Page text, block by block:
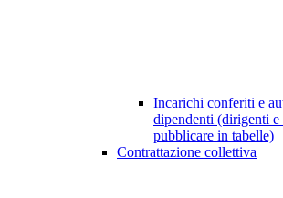
Incarichi conferiti e
dipendenti (dirigenti
pubblicare in tabelle)
Contrattazione collettiva